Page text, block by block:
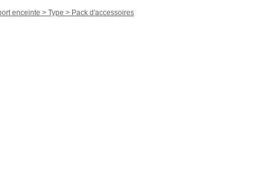
enceinte > Type > Pack d'accessoires